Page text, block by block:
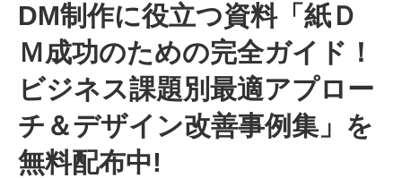
DM制作に役立つ資料「紙Ｄ
Ｍ成功のための完全ガイド！
ビジネス課題別最適アプロー
チ＆デザイン改善事例集」を
無料配布中!